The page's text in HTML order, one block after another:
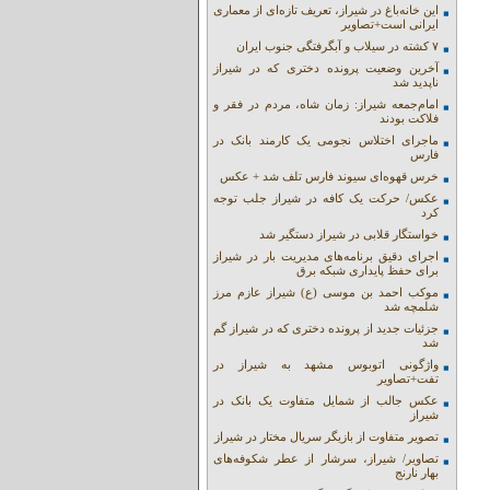
این خانه‌باغ در شیراز، تعریف تازه‌ای از معماری
ایرانی است+تصاویر
۷ کشته در سیلاب و آبگرفتگی جنوب ایران
آخرین وضعیت پرونده دختری که در شیراز
ناپدید شد
امام‌جمعه شیراز: زمان شاه، مردم در فقر و
فلاکت بودند
ماجرای اختلاس نجومی یک کارمند بانک در
فارس
خرس قهوه‌ای سیوند فارس تلف شد + عکس
عکس/ حرکت یک کافه در شیراز جلب توجه
کرد
خواستگار قلابی در شیراز دستگیر شد
اجرای دقیق برنامه‌های مدیریت بار در شیراز
برای حفظ پایداری شبکه برق
موکب احمد بن موسی (ع) شیراز عازم مرز
شلمچه شد
جزئیات جدید از پرونده دختری که در شیراز گم
شد
واژگونی اتوبوس مشهد به شیراز در
تفت+تصاویر
عکس جالب از شمایل متفاوت یک بانک در
شیراز
تصویر متفاوت از بازیگر سریال مختار در شیراز
تصاویر/ شیراز، سرشار از عطر شکوفه‌های
بهار نارنج